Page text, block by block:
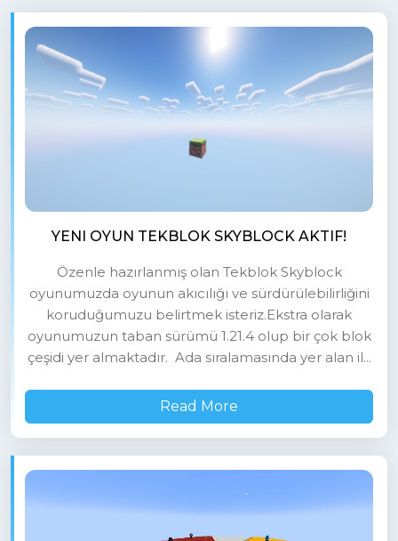
YENI OYUN TEKBLOK SKYBLOCK AKTIF!
Özenle hazırlanmış olan Tekblok Skyblock
oyunumuzda oyunun akıcılığı ve sürdürülebilirliğini
koruduğumuzu belirtmek isteriz.Ekstra olarak
oyunumuzun taban sürümü 1.21.4 olup bir çok blok
çeşidi yer almaktadır. Ada sıralamasında yer alan il...
Read More